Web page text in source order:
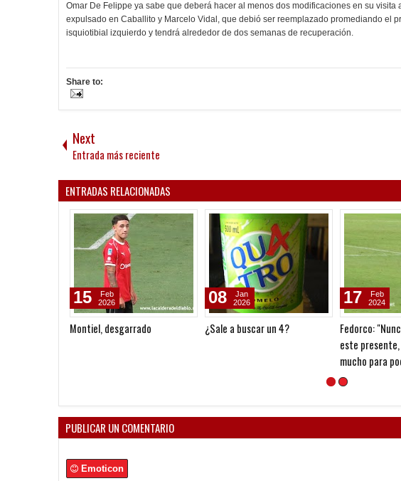
Omar De Felippe ya sabe que deberá hacer al menos dos modificaciones en su
expulsado en Caballito y Marcelo Vidal, que debió ser reemplazado promediando el
isquiotibial izquierdo y tendrá alrededor de dos semanas de recuperación.
Share to:
Next
Entrada más reciente
ENTRADAS RELACIONADAS
Montiel, desgarrado
15
Feb
2026
¿Sale a buscar un 4?
08
Jan
2026
Fedorco:
este
mucho para
17
Feb
2024
PUBLICAR UN COMENTARIO
Emoticon